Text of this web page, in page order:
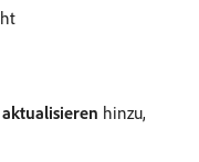
hinzu,